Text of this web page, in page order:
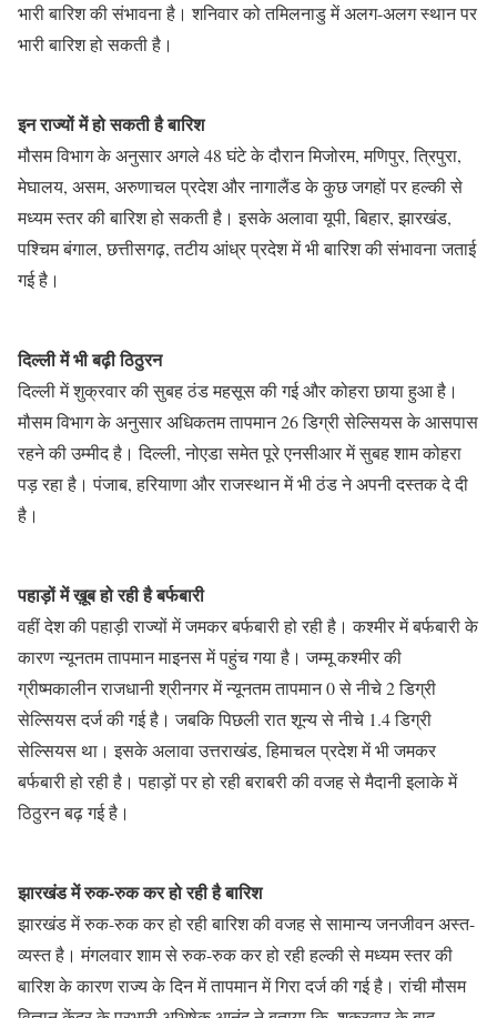
भारी बारिश की संभावना है। शनिवार को तमिलनाडु में अलग-अलग स्थान पर
भारी बारिश हो सकती है।
इन राज्यों में हो सकती है बारिश
मौसम विभाग के अनुसार अगले 48 घंटे के दौरान मिजोरम, मणिपुर, त्रिपुरा,
मेघालय, असम, अरुणाचल प्रदेश और नागालैंड के कुछ जगहों पर हल्की से
मध्यम स्तर की बारिश हो सकती है। इसके अलावा यूपी, बिहार, झारखंड,
पश्चिम बंगाल, छत्तीसगढ़, तटीय आंध्र प्रदेश में भी बारिश की संभावना जताई
गई है।
दिल्ली में भी बढ़ी ठिठुरन
दिल्ली में शुक्रवार की सुबह ठंड महसूस की गई और कोहरा छाया हुआ है।
मौसम विभाग के अनुसार अधिकतम तापमान 26 डिग्री सेल्सियस के आसपास
रहने की उम्मीद है। दिल्ली, नोएडा समेत पूरे एनसीआर में सुबह शाम कोहरा
पड़ रहा है। पंजाब, हरियाणा और राजस्थान में भी ठंड ने अपनी दस्तक दे दी
है।
पहाड़ों में ख़ूब हो रही है बर्फबारी
वहीं देश की पहाड़ी राज्यों में जमकर बर्फबारी हो रही है। कश्मीर में बर्फबारी के
कारण न्यूनतम तापमान माइनस में पहुंच गया है। जम्मू कश्मीर की
ग्रीष्मकालीन राजधानी श्रीनगर में न्यूनतम तापमान 0 से नीचे 2 डिग्री
सेल्सियस दर्ज की गई है। जबकि पिछली रात शून्य से नीचे 1.4 डिग्री
सेल्सियस था। इसके अलावा उत्तराखंड, हिमाचल प्रदेश में भी जमकर
बर्फबारी हो रही है। पहाड़ों पर हो रही बराबरी की वजह से मैदानी इलाके में
ठिठुरन बढ़ गई है।
झारखंड में रुक-रुक कर हो रही है बारिश
झारखंड में रुक-रुक कर हो रही बारिश की वजह से सामान्य जनजीवन अस्त-
व्यस्त है। मंगलवार शाम से रुक-रुक कर हो रही हल्की से मध्यम स्तर की
बारिश के कारण राज्य के दिन में तापमान में गिरा दर्ज की गई है। रांची मौसम